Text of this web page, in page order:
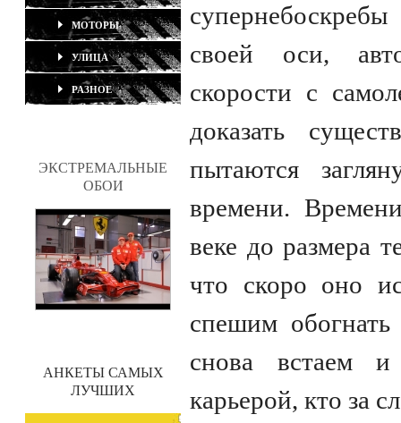
МОТОРЫ
УЛИЦА
РАЗНОЕ
ЭКСТРЕМАЛЬНЫЕ
ОБОИ
АНКЕТЫ САМЫХ
ЛУЧШИХ
своей оси,
скорости с
доказать
пытаются
времени.
веке до размера
что скоро оно
спешим обогнать
снова встаем
карьерой, кто за